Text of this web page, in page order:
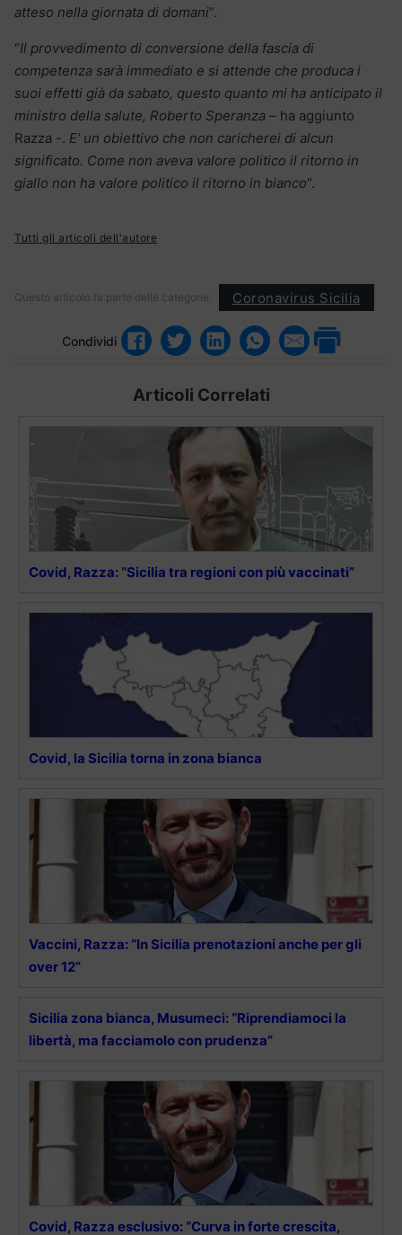
atteso nella giornata di domani“.
“Il provvedimento di conversione della fascia di
competenza sarà immediato e si attende che produca i
suoi effetti già da sabato, questo quanto mi ha anticipato il
ministro della salute, Roberto Speranza – ha aggiunto
Razza -. E’ un obiettivo che non caricherei di alcun
significato. Come non aveva valore politico il ritorno in
giallo non ha valore politico il ritorno in bianco“.
Tutti gli articoli dell'autore
Questo articolo fa parte delle categorie: Coronavirus Sicilia
Condividi
Articoli Correlati
Covid, Razza: “Sicilia tra regioni con più vaccinati”
Covid, la Sicilia torna in zona bianca
Vaccini, Razza: “In Sicilia prenotazioni anche per gli
over 12”
Sicilia zona bianca, Musumeci: “Riprendiamoci la
libertà, ma facciamolo con prudenza”
Covid, Razza esclusivo: “Curva in forte crescita,